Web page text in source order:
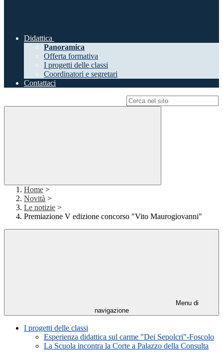
Didattica
Panoramica
Offerta formativa
I progetti delle classi
Coordinatori e segretari
Contattaci
Home >
Novità >
Le notizie >
Premiazione V edizione concorso "Vito Maurogiovanni"
Menu di
navigazione
I progetti delle classi
Esperienza didattica sul carme "Dei Sepolcri"-Foscolo
La Scuola incontra la Corte a Palazzo della Consulta